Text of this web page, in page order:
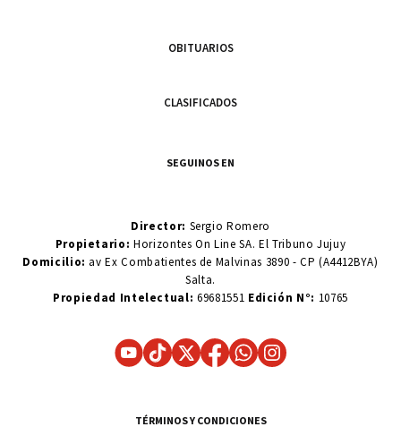
OBITUARIOS
CLASIFICADOS
SEGUINOS EN
Director: Sergio Romero
Propietario:Horizontes On Line SA. El Tribuno Jujuy
Domicilio: av Ex Combatientes de Malvinas 3890 - CP (A4412BYA)
Salta.
Propiedad Intelectual: 69681551 Edición N°: 10765
TÉRMINOS Y CONDICIONES